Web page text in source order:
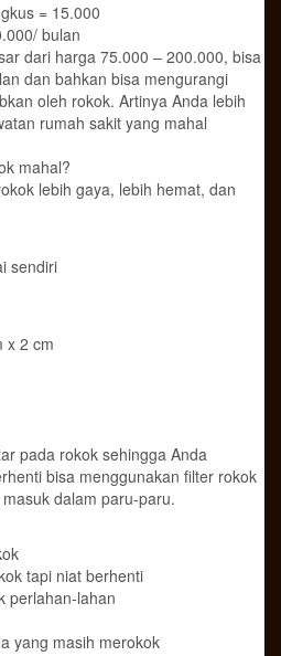
= 15.000
bulan
dari harga 75.000 – 200.000, bisa
dan bahkan bisa mengurangi
oleh rokok. Artinya Anda lebih
rumah sakit yang mahal
mahal?
lebih gaya, lebih hemat, dan
sendiri
x 2 cm
pada rokok sehingga Anda
bisa menggunakan filter rokok
dalam paru-paru.
tapi niat berhenti
perlahan-lahan
yang masih merokok